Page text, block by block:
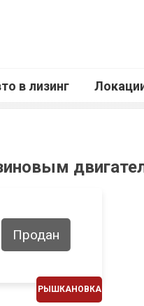
в лизинг
РЫШКАНОВКА
Продан